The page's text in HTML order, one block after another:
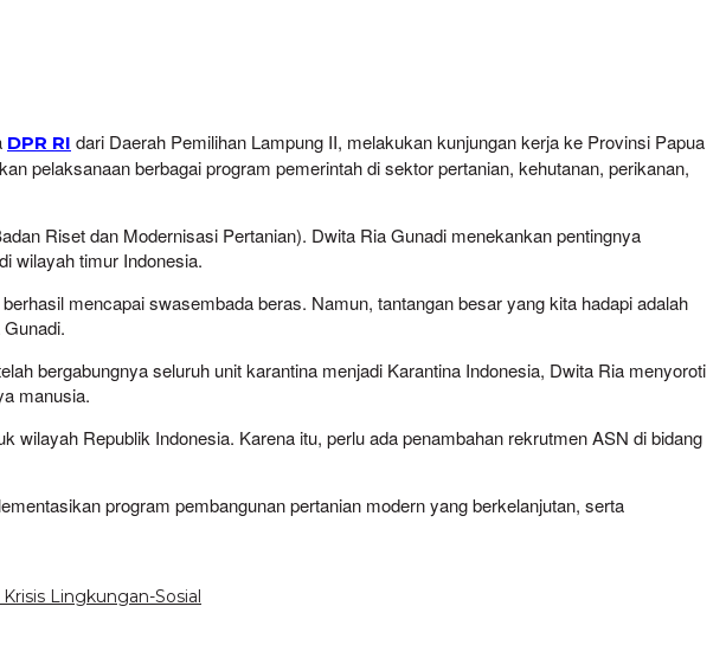
DPR RI dari Daerah Pemilihan Lampung II, melakukan kunjungan kerja ke Provinsi Papua
pelaksanaan berbagai program pemerintah di sektor pertanian, kehutanan, perikanan,
Riset dan Modernisasi Pertanian). Dwita Ria Gunadi menekankan pentingnya
wilayah timur Indonesia.
mencapai swasembada beras. Namun, tantangan besar yang kita hadapi adalah
bergabungnya seluruh unit karantina menjadi Karantina Indonesia, Dwita Ria menyoroti
manusia.
Republik Indonesia. Karena itu, perlu ada penambahan rekrutmen ASN di bidang
program pembangunan pertanian modern yang berkelanjutan, serta
Lingkungan-Sosial